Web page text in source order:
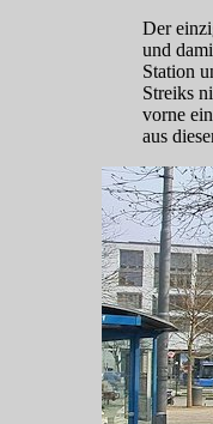
Der
und
Station
Streiks
vorne
aus